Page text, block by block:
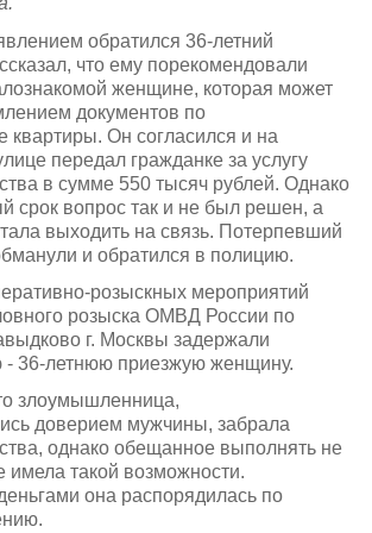
обратился 36-летний
что ему порекомендовали
женщине, которая может
документов по
квартиры. Он согласился и на
передал гражданке за услугу
в сумме 550 тысяч рублей. Однако
срок вопрос так и не был решен, а
выходить на связь. Потерпевший
и обратился в полицию.
розыскных мероприятий
розыска ОМВД России по
г. Москвы задержали
- 36-летнюю приезжую женщину.
злоумышленница,
доверием мужчины, забрала
однако обещанное выполнять не
имела такой возможности.
она распорядилась по